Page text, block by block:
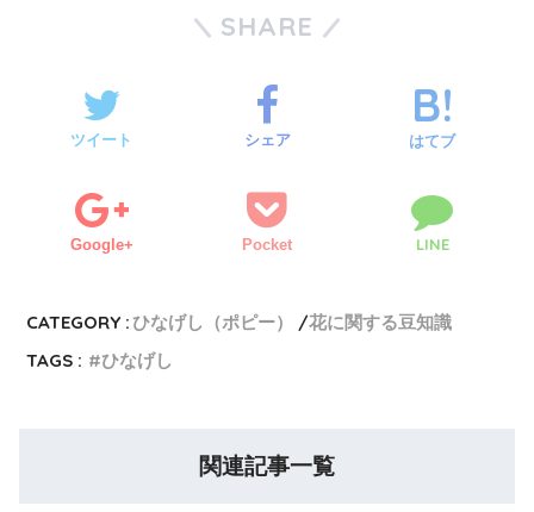
SHARE
ツイート シェア はてブ
Google+ Pocket LINE
CATEGORY : ひなげし（ポピー）
花に関する豆知識
TAGS :
ひなげし
関連記事一覧